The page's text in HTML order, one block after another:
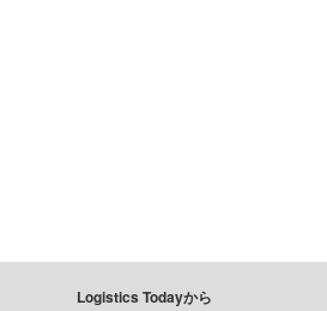
Logistics Todayから